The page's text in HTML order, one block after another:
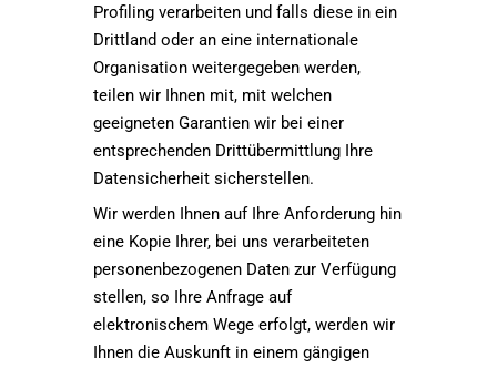
Profiling verarbeiten und falls diese in ein
Drittland oder an eine internationale
Organisation weitergegeben werden,
teilen wir Ihnen mit, mit welchen
geeigneten Garantien wir bei einer
entsprechenden Drittübermittlung Ihre
Datensicherheit sicherstellen.
Wir werden Ihnen auf Ihre Anforderung hin
eine Kopie Ihrer, bei uns verarbeiteten
personenbezogenen Daten zur Verfügung
stellen, so Ihre Anfrage auf
elektronischem Wege erfolgt, werden wir
Ihnen die Auskunft in einem gängigen